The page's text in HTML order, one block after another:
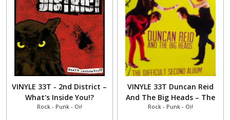
VINYLE 33T - 2nd District ‎–
What's Inside You!?
Rock - Punk - Oi!
VINYLE 33T Duncan Reid
And The Big Heads – The
Difficult Second Album
Rock - Punk - Oi!